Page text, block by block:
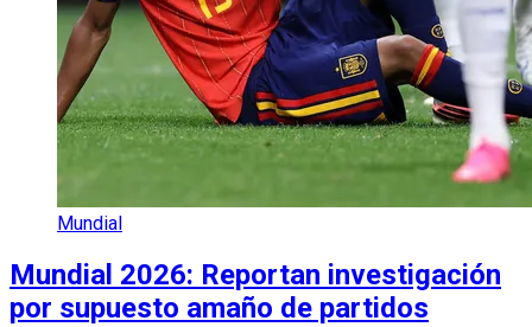
Mundial
Mundial 2026: Reportan investigación
por supuesto amaño de partidos